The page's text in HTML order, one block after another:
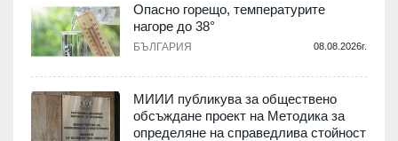
Опасно горещо, температурите
нагоре до 38°
БЪЛГАРИЯ 08.08.2026г.
МИИИ публикува за обществено
обсъждане проект на Методика за
определяне на справедлива стойност